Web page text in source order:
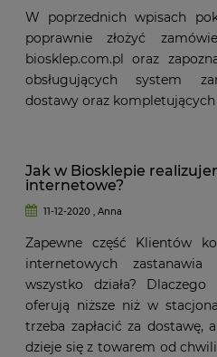
W poprzednich wpisach
poprawnie złożyć
biosklep.com.pl oraz
obsługujących system
dostawy oraz
Jak w Biosklepie
internetowe?
11-12-2020 , Anna
Zapewne część Klientów
internetowych
wszystko działa?
oferują niższe niż w
trzeba zapłacić za
dzieje się z towarem od